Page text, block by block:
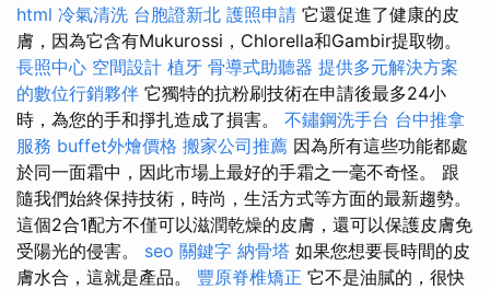
html 冷氣清洗 台胞證新北 護照申請 它還促進了健康的皮
膚，因為它含有Mukurossi，Chlorella和Gambir提取物。
長照中心 空間設計 植牙 骨導式助聽器 提供多元解決方案
的數位行銷夥伴 它獨特的抗粉刷技術在申請後最多24小
時，為您的手和掙扎造成了損害。 不鏽鋼洗手台 台中推拿
服務 buffet外燴價格 搬家公司推薦 因為所有這些功能都處
於同一面霜中，因此市場上最好的手霜之一毫不奇怪。 跟
隨我們始終保持技術，時尚，生活方式等方面的最新趨勢。
這個2合1配方不僅可以滋潤乾燥的皮膚，還可以保護皮膚免
受陽光的侵害。 seo 關鍵字 納骨塔 如果您想要長時間的皮
膚水合，這就是產品。 豐原脊椎矯正 它不是油膩的，很快